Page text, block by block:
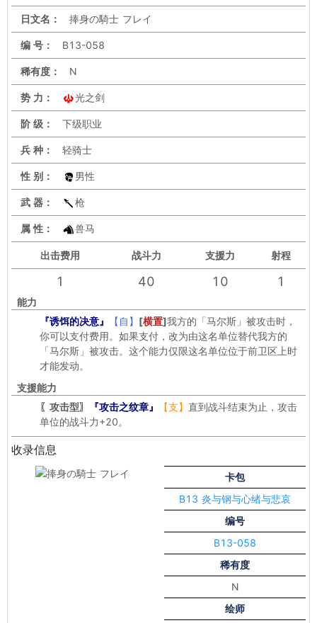
日文名： 捧身の騎士 フレイ
编 号： B13-058
稀有度： N
势 力： 光之剑
阶 级： 下级职业
兵 种： 轻骑士
性 别： 男性
武 器： 枪
属 性： 兽马
出击费用 战斗力 支援力 射程
1 40 10 1
能力
『诱饵的决意』
【自】 [横置]我方的「马尔斯」被攻击时，
你可以支付费用。如果支付，改为由这名单位替代我方的
「马尔斯」被攻击。这个能力仅限这名单位位于前卫区上时
才能发动。
支援能力
〖攻击型〗
『攻击之纹章』 【支】 直到战斗结束为止，攻击
单位的战斗力+20。
收录信息
卡包
B13 炎与钢与心绪与悲哀
编号
B13-058
稀有度
N
绘师